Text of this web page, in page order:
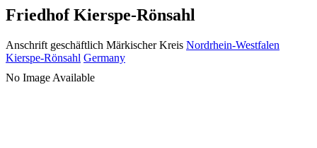
Friedhof Kierspe-Rönsahl
Anschrift geschäftlich Märkischer Kreis Nordrhein-Westfalen
Kierspe-Rönsahl Germany
No Image Available